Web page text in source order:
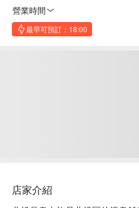
營業時間
最早可預訂：18:00
店家介紹